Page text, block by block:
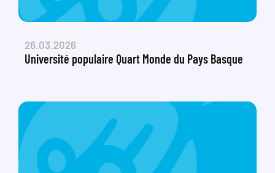
26.03.2026
Université populaire Quart Monde du Pays Basque